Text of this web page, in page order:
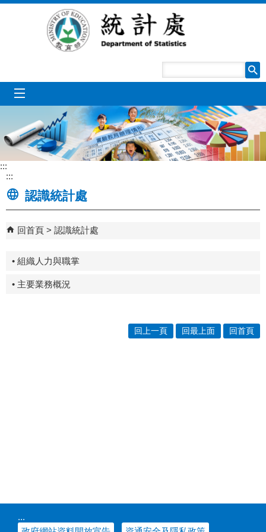
跳到主要內容區塊
:::
:::
認識統計處
回首頁 認識統計處
• 組織人力與職掌
• 主要業務概況
回上一頁 回最上面 回首頁
:::